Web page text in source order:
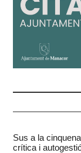
Sus a la
crítica i